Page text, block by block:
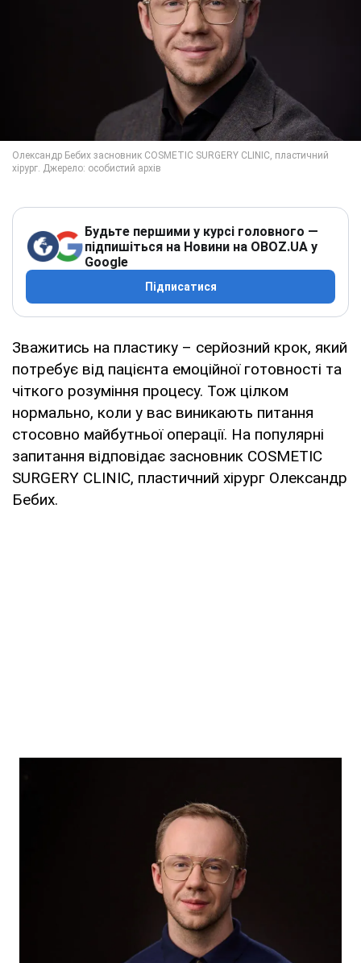
Будьте першими у курсі головного —
підпишіться на Новини на OBOZ.UA у
Google
Підписатися
Зважитись на пластику – серйозний крок, який
потребує від пацієнта емоційної готовності та
чіткого розуміння процесу. Тож цілком
нормально, коли у вас виникають питання
стосовно майбутньої операції. На популярні
запитання відповідає засновник COSMETIC
SURGERY CLINIC, пластичний хірург Олександр
Бебих.